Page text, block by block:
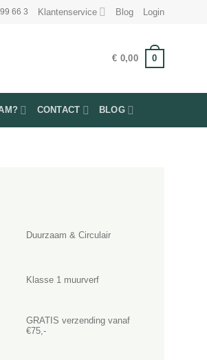
66 3 Klantenservice Blog Login
€ 0,00 0
CONTACT BLOG
Duurzaam & Circulair
Klasse 1 muurverf
GRATIS verzending vanaf
€75,-